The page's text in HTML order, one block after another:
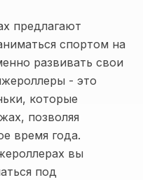
предлагают
спортом на
развивать свои
- это
которые
позволяя
время года.
вы
под